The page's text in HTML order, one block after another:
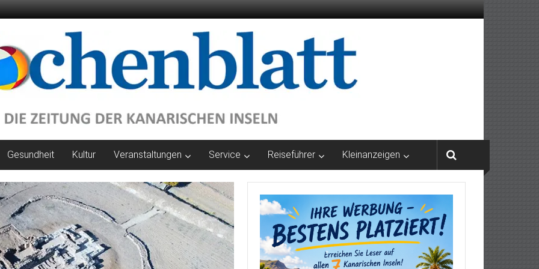
Gesundheit Kultur Veranstaltungen Service Reiseführer Kleinanzeigen